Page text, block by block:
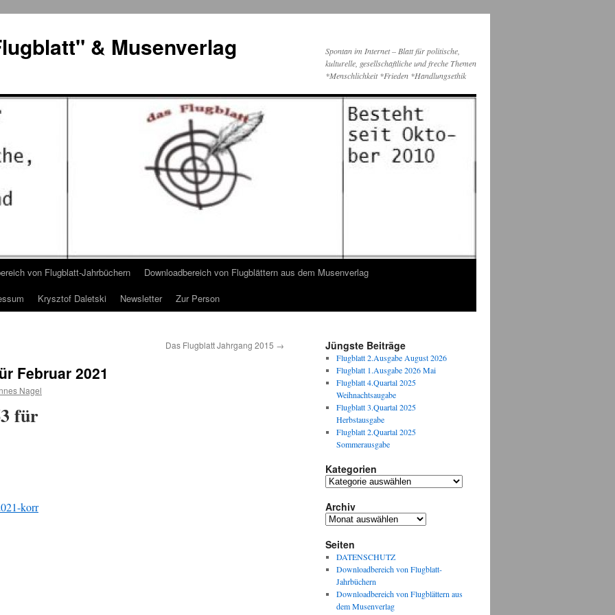
& Musenverlag
Spontan im Internet – Blatt für politische,
kulturelle, gesellschaftliche und freche Themen
*Menschlichkeit *Frieden *Handlungsethik
von Flugblatt-Jahrbüchern
Downloadbereich von Flugblättern aus dem Musenverlag
Krysztof Daletski Newsletter Zur Person
Das Flugblatt Jahrgang 2015 →
Februar 2021
Nagel
für
korr
Jüngste Beiträge
Flugblatt 2.Ausgabe August 2026
Flugblatt 1.Ausgabe 2026 Mai
Flugblatt 4.Quartal 2025
Weihnachtsaugabe
Flugblatt 3.Quartal 2025
Herbstausgabe
Flugblatt 2.Quartal 2025
Sommerausgabe
Kategorien
Kategorien
Archiv
Archiv
Seiten
DATENSCHUTZ
Downloadbereich von Flugblatt-
Jahrbüchern
Downloadbereich von Flugblättern aus
dem Musenverlag